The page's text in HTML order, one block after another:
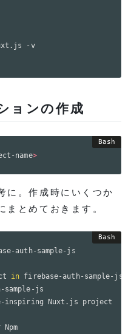
-v
ョンの作成
name>
に。作成時にいくつか
まとめておきます。
auth-sample-js
in firebase-auth-sample-js
sample-js
inspiring Nuxt.js project